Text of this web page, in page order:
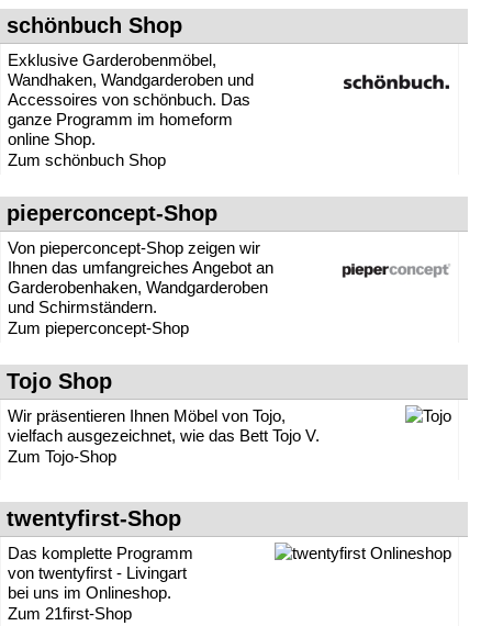
» Kindermöbel
» Kindertische
» Klappstühle
» Kleinmöbel
» Kommoden / Konsolen
» Konferenztische
»Konsolen
» Lattenroste
» Matratzen
» Objektmöbel
» Ohrensessel
» Polsterstühle
» Prospekthalter
» Regale
» Relaxsessel
» Schlafsofas
» Schränke
» Schreibtische
» Schuhschränke
» Sekretäre
» Sessel
» Sitzhocker
» Sitzsäcke
» Sofas
» Stapelbetten, Stapelliegen
» Stapelstühle
» Stehpulte
schönbuch Shop
Exklusive Garderobenmöbel,
Wandhaken, Wandgarderoben und
Accessoires von schönbuch. Das
ganze Programm im homeform
online Shop.
Zum schönbuch Shop
pieperconcept-Shop
Von pieperconcept-Shop zeigen wir
Ihnen das umfangreiches Angebot an
Garderobenhaken, Wandgarderoben
und Schirmständern.
Zum pieperconcept-Shop
Tojo Shop
Wir präsentieren Ihnen Möbel von Tojo,
vielfach ausgezeichnet, wie das Bett Tojo V.
Zum Tojo-Shop
twentyfirst-Shop
Das komplette Programm
von twentyfirst - Livingart
bei uns im Onlineshop.
Zum 21first-Shop